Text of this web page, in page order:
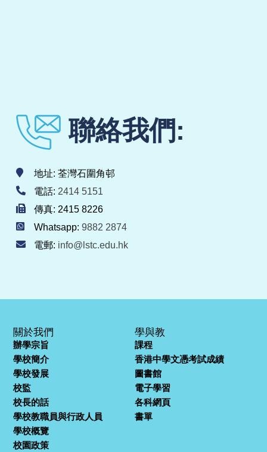
聯絡我們:
地址: 荃灣石圍角邨
電話: 2414 5151
傳真: 2415 8226
Whatsapp: 9882 2874
電郵: info@lstc.edu.hk
關於我們
辦學宗旨
學校簡介
學校發展
校監
校長的話
學校教職員與行政人員
學校概覽
校園政策
學與教
課程
香港中學文憑考試成績
圖書館
電子學習
各科網頁
書單